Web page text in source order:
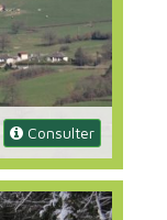
Consulter